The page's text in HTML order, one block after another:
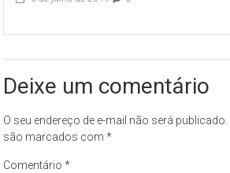
Deixe um comentário
O seu endereço de e-mail não será publicado.
são marcados com*
Comentário*